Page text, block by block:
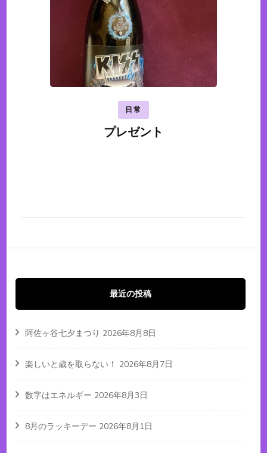
日常
プレゼント
最近の投稿
阿佐ヶ谷七夕まつり 2026年8月8日
楽しいと歳を取らない！ 2026年8月7日
数字はエネルギー 2026年8月3日
8月のラッキーデー 2026年8月1日